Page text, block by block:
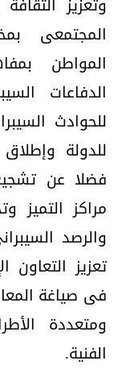
المجتمعى
المواطن
الدفاعات
للحوادث
للدولة
فضلا عن
مراكز التميز
والرصد
تعزيز التعاون
فى صياغة
ومتعددة
الفنية.